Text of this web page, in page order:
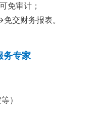
免审计；
交财务报表。
务专家
）